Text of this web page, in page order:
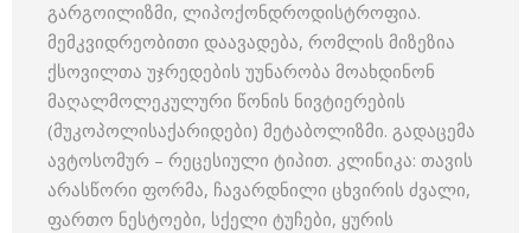
გარგოილიზმი, ლიპოქონდროდისტროფია.
მემკვიდრეობითი დაავადება, რომლის მიზეზია
ქსოვილთა უჯრედების უუნარობა მოახდინონ
მაღალმოლეკულური წონის ნივტიერების
(მუკოპოლისაქარიდები) მეტაბოლიზმი. გადაცემა
ავტოსომურ – რეცესიული ტიპით. კლინიკა: თავის
არასწორი ფორმა, ჩავარდნილი ცხვირის ძვალი,
ფართო ნესტოები, სქელი ტუჩები, ყურის